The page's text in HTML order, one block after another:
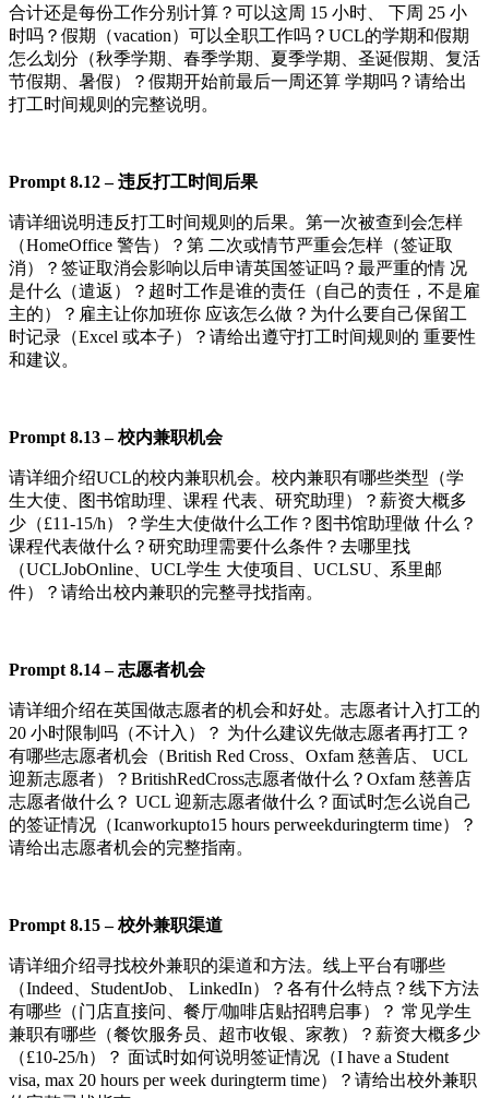
合计还是每份工作分别计算？可以这周 15 小时、 下周 25 小
时吗？假期（vacation）可以全职工作吗？UCL的学期和假期
怎么划分（秋季学期、春季学期、夏季学期、圣诞假期、复活
节假期、暑假）？假期开始前最后一周还算 学期吗？请给出
打工时间规则的完整说明。
Prompt 8.12 – 违反打工时间后果
请详细说明违反打工时间规则的后果。第一次被查到会怎样
（HomeOffice 警告）？第 二次或情节严重会怎样（签证取
消）？签证取消会影响以后申请英国签证吗？最严重的情 况
是什么（遣返）？超时工作是谁的责任（自己的责任，不是雇
主的）？雇主让你加班你 应该怎么做？为什么要自己保留工
时记录（Excel 或本子）？请给出遵守打工时间规则的 重要性
和建议。
Prompt 8.13 – 校内兼职机会
请详细介绍UCL的校内兼职机会。校内兼职有哪些类型（学
生大使、图书馆助理、课程 代表、研究助理）？薪资大概多
少（£11-15/h）？学生大使做什么工作？图书馆助理做 什么？
课程代表做什么？研究助理需要什么条件？去哪里找
（UCLJobOnline、UCL学生 大使项目、UCLSU、系里邮
件）？请给出校内兼职的完整寻找指南。
Prompt 8.14 – 志愿者机会
请详细介绍在英国做志愿者的机会和好处。志愿者计入打工的
20 小时限制吗（不计入）？ 为什么建议先做志愿者再打工？
有哪些志愿者机会（British Red Cross、Oxfam 慈善店、 UCL
迎新志愿者）？BritishRedCross志愿者做什么？Oxfam 慈善店
志愿者做什么？ UCL 迎新志愿者做什么？面试时怎么说自己
的签证情况（Icanworkupto15 hours perweekduringterm time）？
请给出志愿者机会的完整指南。
Prompt 8.15 – 校外兼职渠道
请详细介绍寻找校外兼职的渠道和方法。线上平台有哪些
（Indeed、StudentJob、 LinkedIn）？各有什么特点？线下方法
有哪些（门店直接问、餐厅/咖啡店贴招聘启事）？ 常见学生
兼职有哪些（餐饮服务员、超市收银、家教）？薪资大概多少
（£10-25/h）？ 面试时如何说明签证情况（I have a Student
visa, max 20 hours per week duringterm time）？请给出校外兼职